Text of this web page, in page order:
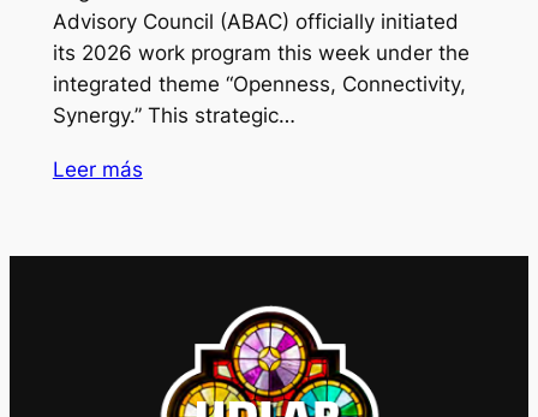
Advisory Council (ABAC) officially initiated
its 2026 work program this week under the
integrated theme “Openness, Connectivity,
Synergy.” This strategic…
Leer más